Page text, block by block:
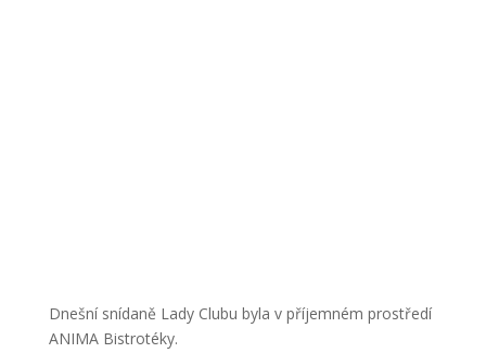
Dnešní snídaně Lady Clubu byla v příjemném prostředí
ANIMA Bistrotéky.